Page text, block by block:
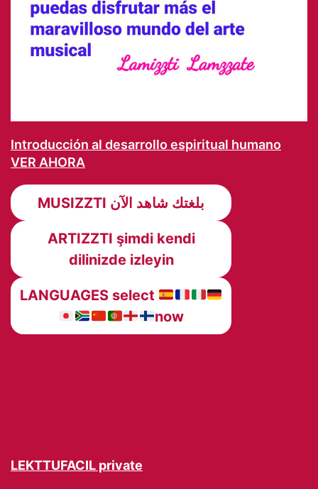
Introducción al desarrollo espiritual humano
VER AHORA
MUSIZZTI بلغتك شاهد الآن
ARTIZZTI şimdi kendi
dilinizde izleyin
LANGUAGES select
now
LEKTTUFACIL private